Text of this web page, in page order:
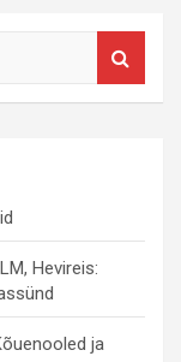
Hevireis:
ja